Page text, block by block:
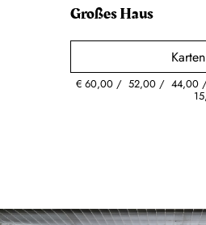
Großes Haus
Karten
€60,00 52,00 44,00